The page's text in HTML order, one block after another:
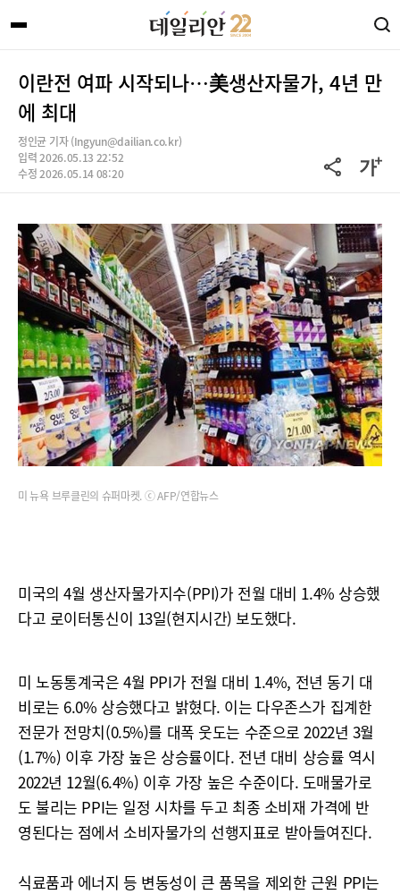
이란전 여파 시작되나…美생산자물가, 4년 만
에 최대
정인균 기자 (Ingyun@dailian.co.kr)
입력 2026.05.13 22:52
수정 2026.05.14 08:20
미 뉴욕 브루클린의 슈퍼마켓. ⓒ AFP/연합뉴스
미국의 4월 생산자물가지수(PPI)가 전월 대비 1.4% 상승했
다고 로이터통신이 13일(현지시간) 보도했다.
미 노동통계국은 4월 PPI가 전월 대비 1.4%, 전년 동기 대
비로는 6.0% 상승했다고 밝혔다. 이는 다우존스가 집계한
전문가 전망치(0.5%)를 대폭 웃도는 수준으로 2022년 3월
(1.7%) 이후 가장 높은 상승률이다. 전년 대비 상승률 역시
2022년 12월(6.4%) 이후 가장 높은 수준이다. 도매물가로
도 불리는 PPI는 일정 시차를 두고 최종 소비재 가격에 반
영된다는 점에서 소비자물가의 선행지표로 받아들여진다.
식료품과 에너지 등 변동성이 큰 품목을 제외한 근원 PPI는